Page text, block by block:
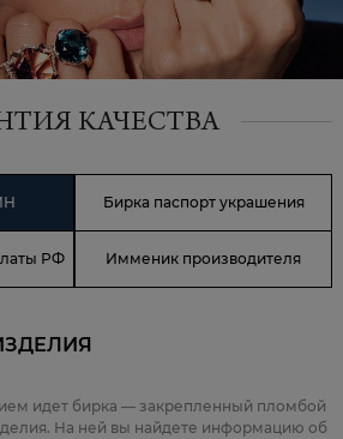
КАЧЕСТВА
Бирка паспорт украшения
РФ Имменик производителя
идет бирка — закрепленный пломбой
На ней вы найдете информацию об